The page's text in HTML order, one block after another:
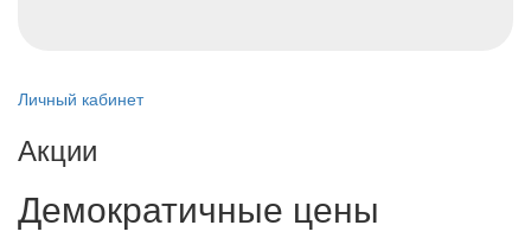
Личный кабинет
Акции
Демократичные цены